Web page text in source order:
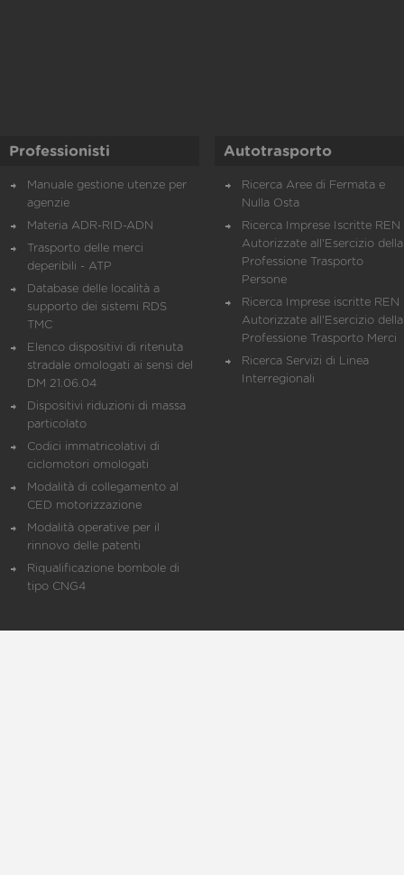
Professionisti
Manuale gestione utenze per
agenzie
Materia ADR-RID-ADN
Trasporto delle merci
deperibili - ATP
Database delle località a
supporto dei sistemi RDS
TMC
Elenco dispositivi di ritenuta
stradale omologati ai sensi del
DM 21.06.04
Dispositivi riduzioni di massa
particolato
Codici immatricolativi di
ciclomotori omologati
Modalità di collegamento al
CED motorizzazione
Modalità operative per il
rinnovo delle patenti
Riqualificazione bombole di
tipo CNG4
Autotrasporto
Ricerca Aree di Fermata e
Nulla Osta
Ricerca Imprese Iscritte REN
Autorizzate all'Esercizio della
Professione Trasporto
Persone
Ricerca Imprese iscritte REN
Autorizzate all'Esercizio della
Professione Trasporto Merci
Ricerca Servizi di Linea
Interregionali